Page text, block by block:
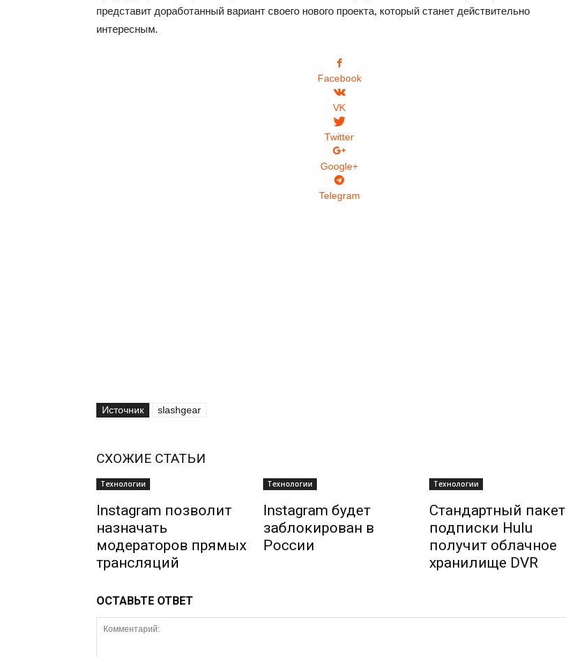
представит доработанный вариант своего нового проекта, который станет действительно
интересным.
Facebook
VK
Twitter
Google+
Telegram
Источник slashgear
СХОЖИЕ СТАТЬИ
Технологии
Instagram позволит
назначать
модераторов прямых
трансляций
Технологии
Instagram будет
заблокирован в
России
Технологии
Стандартный пакет
подписки Hulu
получит облачное
хранилище DVR
ОСТАВЬТЕ ОТВЕТ